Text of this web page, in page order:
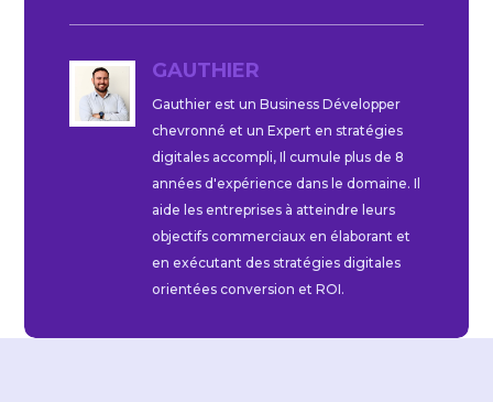
GAUTHIER
Gauthier est un Business Développer
chevronné et un Expert en stratégies
digitales accompli, Il cumule plus de 8
années d'expérience dans le domaine. Il
aide les entreprises à atteindre leurs
objectifs commerciaux en élaborant et
en exécutant des stratégies digitales
orientées conversion et ROI.